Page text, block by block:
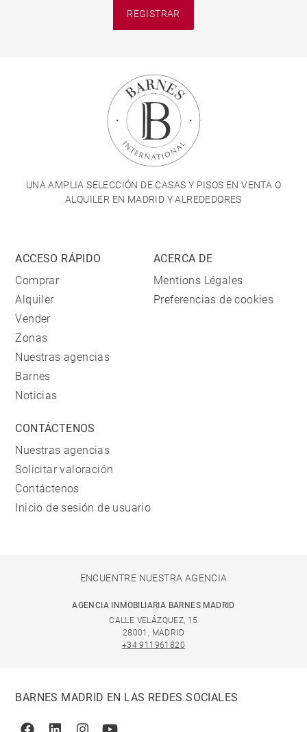
REGISTRAR
UNA AMPLIA SELECCIÓN DE CASAS Y PISOS EN VENTA O
ALQUILER EN MADRID Y ALREDEDORES
ACCESO RÁPIDO
Comprar
Alquiler
Vender
Zonas
Nuestras agencias
Barnes
Noticias
ACERCA DE
Mentions Légales
Preferencias de cookies
CONTÁCTENOS
Nuestras agencias
Solicitar valoración
Contáctenos
Inicio de sesión de usuario
ENCUENTRE NUESTRA AGENCIA
AGENCIA INMOBILIARIA BARNES MADRID
CALLE VELÁZQUEZ, 15
28001, MADRID
+34 911961820
BARNES MADRID EN LAS REDES SOCIALES